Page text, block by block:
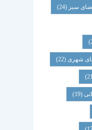
سبز (24)
شهری(22)
(19)